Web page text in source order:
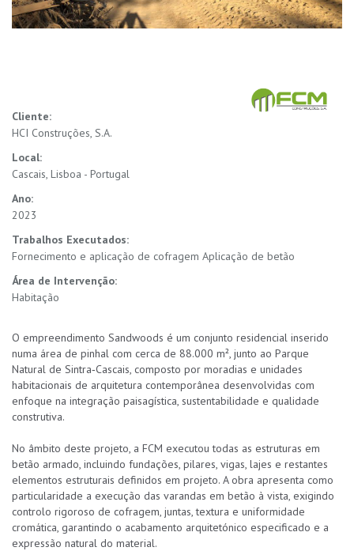
Cliente:
HCI Construções, S.A.
Local:
Cascais, Lisboa - Portugal
Ano:
2023
Trabalhos Executados:
Fornecimento e aplicação de cofragem Aplicação de betão
Área de Intervenção:
Habitação
O empreendimento Sandwoods é um conjunto residencial inserido
numa área de pinhal com cerca de 88.000 m², junto ao Parque
Natural de Sintra‑Cascais, composto por moradias e unidades
habitacionais de arquitetura contemporânea desenvolvidas com
enfoque na integração paisagística, sustentabilidade e qualidade
construtiva.
No âmbito deste projeto, a FCM executou todas as estruturas em
betão armado, incluindo fundações, pilares, vigas, lajes e restantes
elementos estruturais definidos em projeto. A obra apresenta como
particularidade a execução das varandas em betão à vista, exigindo
controlo rigoroso de cofragem, juntas, textura e uniformidade
cromática, garantindo o acabamento arquitetónico especificado e a
expressão natural do material.